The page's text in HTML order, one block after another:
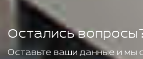
Остались
Оставьте ваши данные и мы